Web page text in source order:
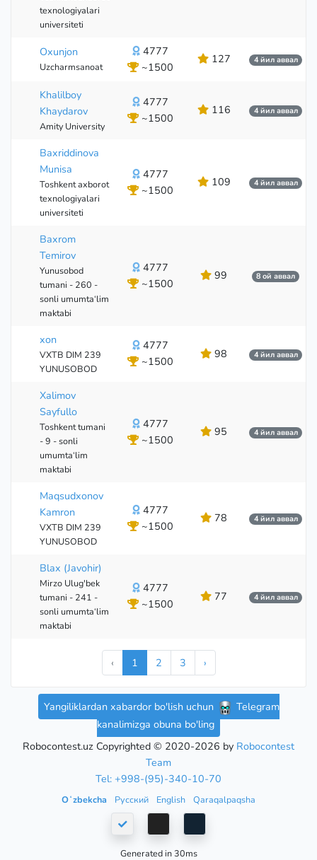
texnologiyalari
universiteti
Oxunjon
Uzcharmsanoat
4777
~1500
127 4 йил аввал
Khalilboy
Khaydarov
Amity University
4777
~1500
116 4 йил аввал
Baxriddinova
Munisa
Toshkent axborot
texnologiyalari
universiteti
4777
~1500
109 4 йил аввал
Baxrom
Temirov
Yunusobod
tumani - 260 -
sonli umumta‘lim
maktabi
4777
~1500
99 8 ой аввал
xon
VXTB DIM 239
YUNUSOBOD
4777
~1500
98 4 йил аввал
Xalimov
Sayfullo
Toshkent tumani
- 9 - sonli
umumta‘lim
maktabi
4777
~1500
95 4 йил аввал
Maqsudxonov
Kamron
VXTB DIM 239
YUNUSOBOD
4777
~1500
78 4 йил аввал
Blax (Javohir)
Mirzo Ulug'bek
tumani - 241 -
sonli umumta‘lim
maktabi
4777
~1500
77 4 йил аввал
‹ 1 2 3 ›
Yangiliklardan xabardor bo'lish uchun
Telegram
kanalimizga obuna bo'ling
Robocontest.uz Copyrighted © 2020-2026 by Robocontest
Team
Tel: +998-(95)-340-10-70
Oʻzbekcha Русский English Qaraqalpaqsha
Generated in 30ms